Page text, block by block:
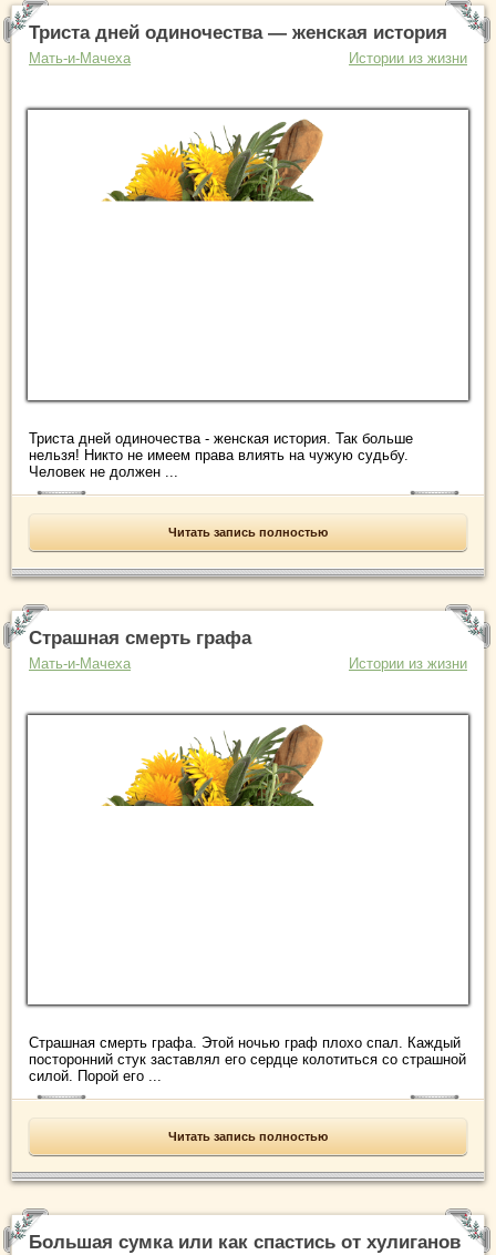
Триста дней одиночества — женская история
Мать-и-Мачеха Истории из жизни
Триста дней одиночества - женская история. Так больше
нельзя! Никто не имеем права влиять на чужую судьбу.
Человек не должен ...
Читать запись полностью
Страшная смерть графа
Мать-и-Мачеха Истории из жизни
Страшная смерть графа. Этой ночью граф плохо спал. Каждый
посторонний стук заставлял его сердце колотиться со страшной
силой. Порой его ...
Читать запись полностью
Большая сумка или как спастись от хулиганов